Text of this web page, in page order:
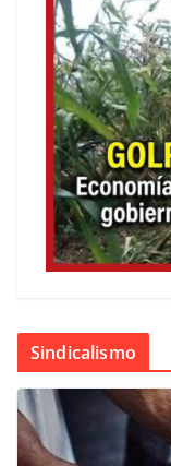
Sindicalismo